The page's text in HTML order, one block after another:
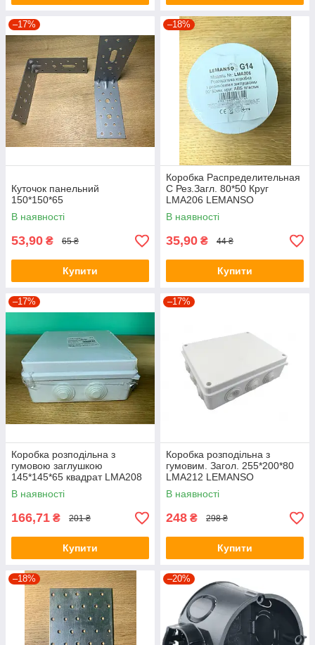
–17%
Куточок панельний
150*150*65
В наявності
53,90 ₴ 65 ₴
Купити
–18%
Коробка Распределительная
С Рез.Загл. 80*50 Круг
LMA206 LEMANSO
В наявності
35,90 ₴ 44 ₴
Купити
–17%
Коробка розподільна з
гумовою заглушкою
145*145*65 квадрат LMA208
LEMANSO
В наявності
166,71 ₴ 201 ₴
Купити
–17%
Коробка розподільна з
гумовим. Загол. 255*200*80
LMA212 LEMANSO
В наявності
248 ₴ 298 ₴
Купити
–18% –20%